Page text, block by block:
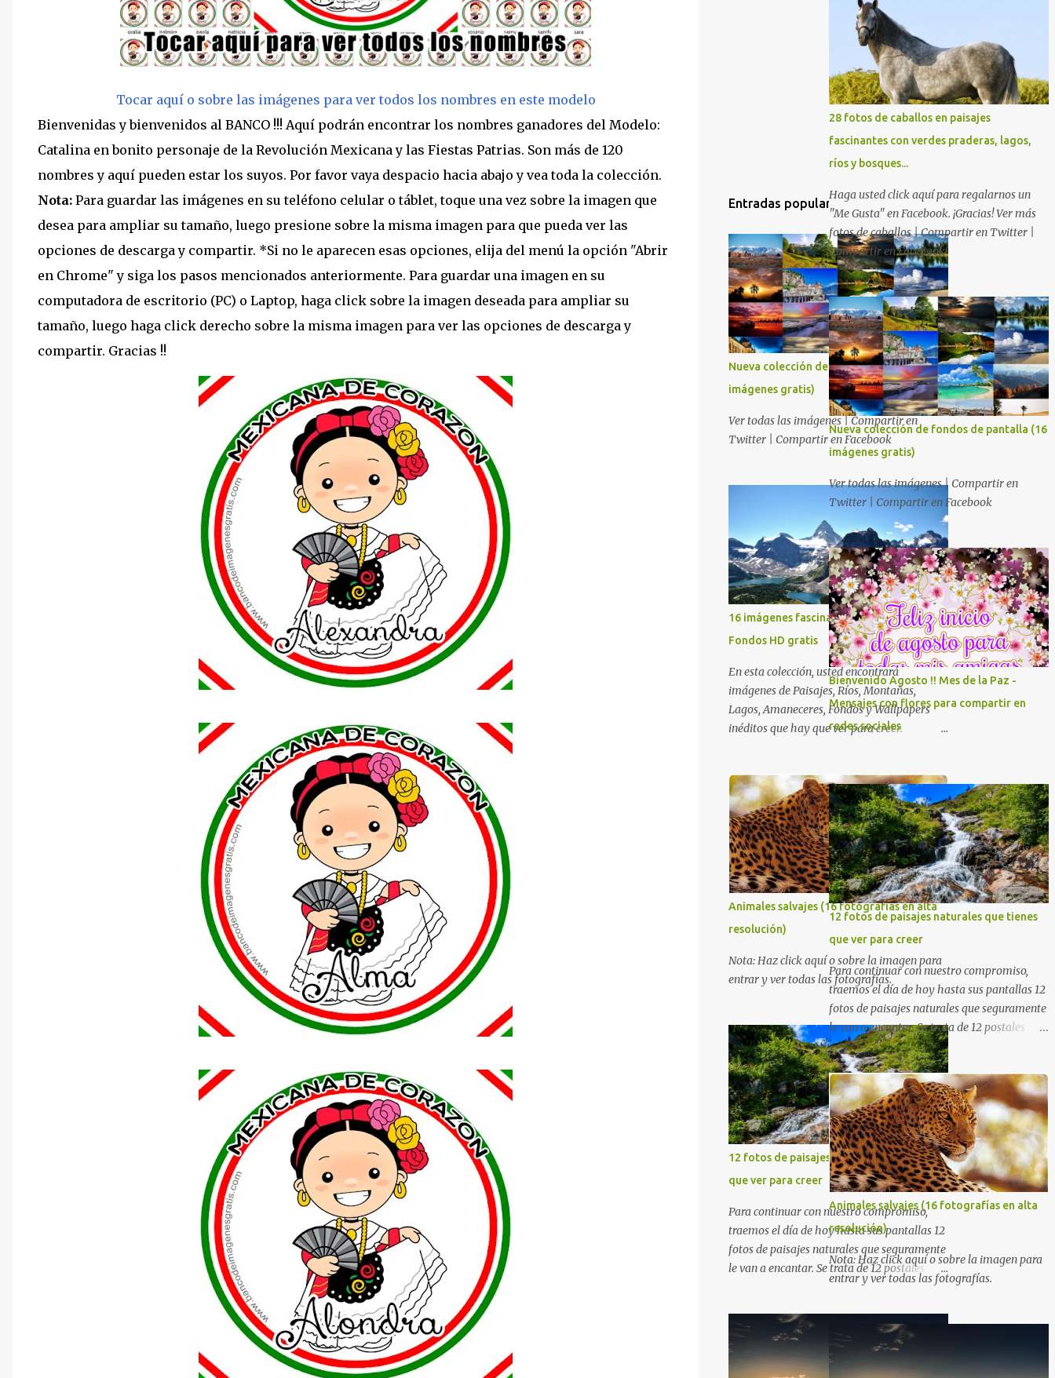
Tocar aquí o sobre las imágenes para ver todos los nombres en este modelo
Bienvenidas y bienvenidos al BANCO !!! Aquí podrán encontrar los nombres ganadores del Modelo:
Catalina en bonito personaje de la Revolución Mexicana y las Fiestas Patrias. Son más de 120
nombres y aquí pueden estar los suyos. Por favor vaya despacio hacia abajo y vea toda la colección.
Nota: Para guardar las imágenes en su teléfono celular o táblet, toque una vez sobre la imagen que
desea para ampliar su tamaño, luego presione sobre la misma imagen para que pueda ver las
opciones de descarga y compartir. *Si no le aparecen esas opciones, elija del menú la opción "Abrir
en Chrome" y siga los pasos mencionados anteriormente. Para guardar una imagen en su
computadora de escritorio (PC) o Laptop, haga click sobre la imagen deseada para ampliar su
tamaño, luego haga click derecho sobre la misma imagen para ver las opciones de descarga y
compartir. Gracias !!
Entradas populares
Nueva colección de fondos de pantalla (16
imágenes gratis)
Ver todas las imágenes | Compartir en
Twitter | Compartir en Facebook
16 imágenes fascinantes de la naturaleza -
Fondos HD gratis
En esta colección, usted encontrará
imágenes de Paisajes, Ríos, Montañas,
Lagos, Amaneceres, Fondos y Wallpapers
inéditos que hay que ver para creer.
gratuitas . Si tiene usted oportunidad,
ayúdenos a difundir nuestra página para
que más personas puedan beneficiarse de
estos recursos. La dirección de nuestra web,
es; www.bancodeimagenesgratis.com
Reciban mi agradecimiento a través de la
distancia. -José Luis
Animales salvajes (16 fotografías en alta
resolución)
Nota: Haz click aquí o sobre la imagen para
entrar y ver todas las fotografías.
12 fotos de paisajes naturales que tienes
que ver para creer
Para continuar con nuestro compromiso,
traemos el día de hoy hasta sus pantallas 12
fotos de paisajes naturales que seguramente
le van a encantar. Se trata de 12 postales
majestuosas donde la naturaleza hace
que al igual que yo, ustedes disfruten de
estas increíbles imágenes que son un
merecido tributo a nuestro planeta. Las
28 fotos de caballos en paisajes
fascinantes con verdes praderas, lagos,
ríos y bosques...
Haga usted click aquí para regalarnos un
"Me Gusta" en Facebook. ¡Gracias! Ver más
fotos de caballos | Compartir en Twitter |
Compartir en Facebook
Nueva colección de fondos de pantalla (16
imágenes gratis)
Ver todas las imágenes | Compartir en
Twitter | Compartir en Facebook
Bienvenido Agosto !! Mes de la Paz -
Mensajes con flores para compartir en
redes sociales
12 fotos de paisajes naturales que tienes
que ver para creer
Para continuar con nuestro compromiso,
traemos el día de hoy hasta sus pantallas 12
fotos de paisajes naturales que seguramente
le van a encantar. Se trata de 12 postales
majestuosas donde la naturaleza hace
alarde de su encantadora belleza. Espero
que al igual que yo, ustedes disfruten de
estas increíbles imágenes que son un
merecido tributo a nuestro planeta. Las
verdes montañas, los ríos de agua viva,
lagos, bosques y cascadas, son algunos de
los elementos que hoy acompañan a esta
serie fascinante de fotografía sobre paisajes
naturales. Que tengan un feliz jueves
(imágenes con mensajes) con mis mejores
deseos a través de la distancia.
Sinceramente, José Luis Ávila Herrera.
Animales salvajes (16 fotografías en alta
resolución)
Nota: Haz click aquí o sobre la imagen para
entrar y ver todas las fotografías.